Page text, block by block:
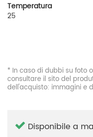
Temperatura
25
* In caso di dubbi su foto
consultare il sito del
dell'acquisto: immagini e
Disponibile a